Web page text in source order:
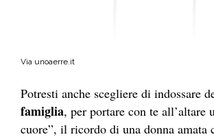
Via unoaerre.it
Potresti anche scegliere di indossare
famiglia, per portare con te all’altare
cuore”, il ricordo di una donna amata